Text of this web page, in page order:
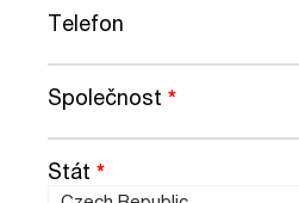
Telefon
Společnost *
Stát *